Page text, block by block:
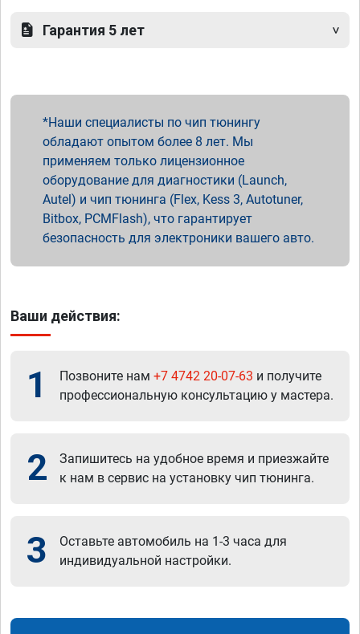
Гарантия 5 лет
Наши специалисты по чип тюнингу
обладают опытом более 8 лет. Мы
применяем только лицензионное
оборудование для диагностики (Launch,
Autel) и чип тюнинга (Flex, Kess 3, Autotuner,
Bitbox, PCMFlash), что гарантирует
безопасность для электроники вашего авто.
Ваши действия:
1 Позвоните нам +7 4742 20-07-63 и получите
профессиональную консультацию у мастера.
2
Запишитесь на удобное время и приезжайте
к нам в сервис на установку чип тюнинга.
3
Оставьте автомобиль на 1-3 часа для
индивидуальной настройки.